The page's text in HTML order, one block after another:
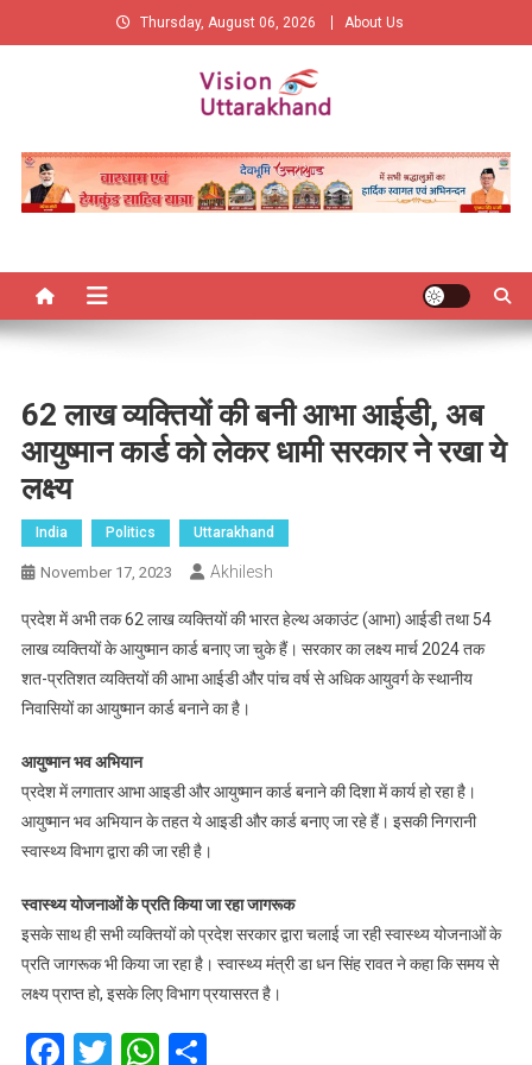
to
Thursday, August 06, 2026 About Us
Vision Uttarakhand
62 लाख व्यक्तियों की बनी आभा आईडी, अब
आयुष्मान कार्ड को लेकर धामी सरकार ने रखा ये
लक्ष्य
India Politics Uttarakhand
November 17, 2023 Akhilesh
प्रदेश में अभी तक 62 लाख व्यक्तियों की भारत हेल्थ अकाउंट (आभा) आईडी तथा 54
लाख व्यक्तियों के आयुष्मान कार्ड बनाए जा चुके हैं। सरकार का लक्ष्य मार्च 2024 तक
शत-प्रतिशत व्यक्तियों की आभा आईडी और पांच वर्ष से अधिक आयुवर्ग के स्थानीय
निवासियों का आयुष्मान कार्ड बनाने का है।
आयुष्मान भव अभियान
प्रदेश में लगातार आभा आइडी और आयुष्मान कार्ड बनाने की दिशा में कार्य हो रहा है।
आयुष्मान भव अभियान के तहत ये आइडी और कार्ड बनाए जा रहे हैं। इसकी निगरानी
स्वास्थ्य विभाग द्वारा की जा रही है।
स्वास्थ्य योजनाओं के प्रति किया जा रहा जागरूक
इसके साथ ही सभी व्यक्तियों को प्रदेश सरकार द्वारा चलाई जा रही स्वास्थ्य योजनाओं के
प्रति जागरूक भी किया जा रहा है। स्वास्थ्य मंत्री डा धन सिंह रावत ने कहा कि समय से
लक्ष्य प्राप्त हो, इसके लिए विभाग प्रयासरत है।
Facebook
TwitterWhatsApp
Share